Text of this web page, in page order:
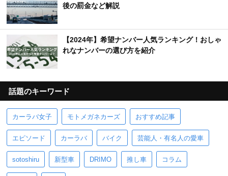
後の罰金など解説
【2024年】希望ナンバー人気ランキング！おしゃ
れなナンバーの選び方を紹介
話題のキーワード
カーラバ女子 モトメガネカーズ おすすめ記事
エピソード カーラバ バイク 芸能人・有名人の愛車
sotoshiru 新型車 DRIMO 推し車 コラム